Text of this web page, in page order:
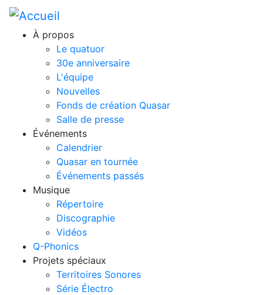
À propos
Le quatuor
30e anniversaire
L'équipe
Nouvelles
Fonds de création Quasar
Salle de presse
Événements
Calendrier
Quasar en tournée
Événements passés
Musique
Répertoire
Discographie
Vidéos
Q-Phonics
Projets spéciaux
Territoires Sonores
Série Électro